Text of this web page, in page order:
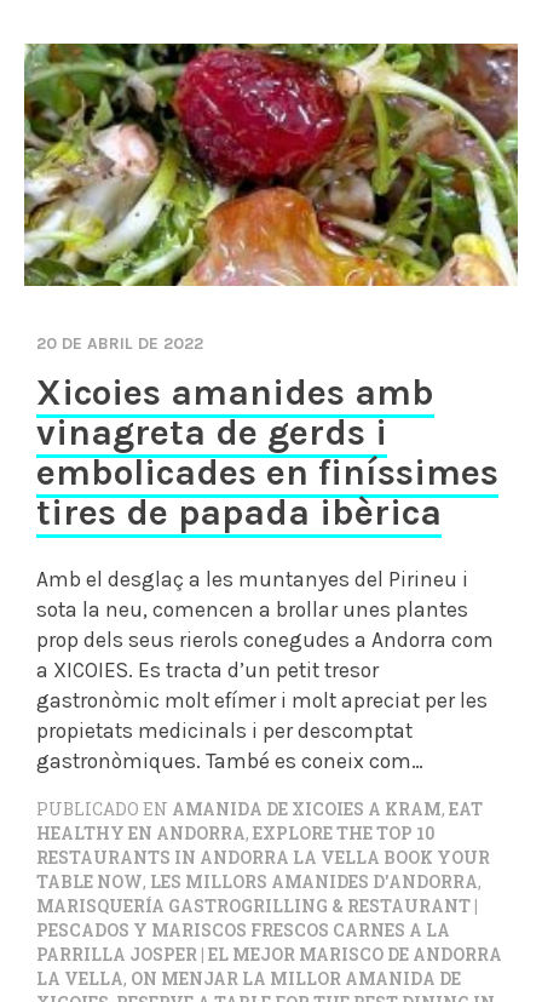
20 DE ABRIL DE 2022
Xicoies amanides amb
vinagreta de gerds i
embolicades en finíssimes
tires de papada ibèrica
Amb el desglaç a les muntanyes del Pirineu i
sota la neu, comencen a brollar unes plantes
prop dels seus rierols conegudes a Andorra com
a XICOIES. Es tracta d’un petit tresor
gastronòmic molt efímer i molt apreciat per les
propietats medicinals i per descomptat
gastronòmiques. També es coneix com…
PUBLICADO EN AMANIDA DE XICOIES A KRAM, EAT
HEALTHY EN ANDORRA, EXPLORE THE TOP 10
RESTAURANTS IN ANDORRA LA VELLA BOOK YOUR
TABLE NOW, LES MILLORS AMANIDES D'ANDORRA,
MARISQUERÍA GASTROGRILLING & RESTAURANT |
PESCADOS Y MARISCOS FRESCOS CARNES A LA
PARRILLA JOSPER | EL MEJOR MARISCO DE ANDORRA
LA VELLA, ON MENJAR LA MILLOR AMANIDA DE